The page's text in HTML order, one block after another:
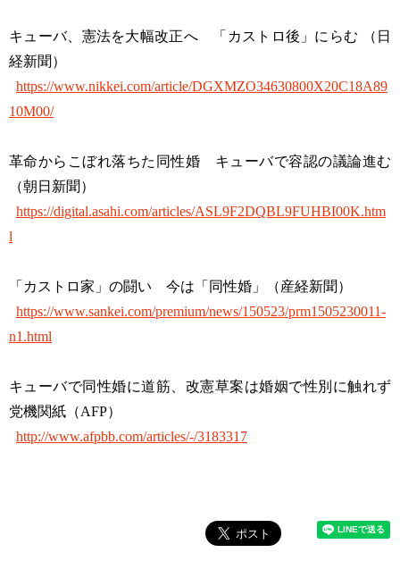
キューバ、憲法を大幅改正へ 「カストロ後」にらむ （日
経新聞）
https://www.nikkei.com/article/DGXMZO34630800X20C18A89
10M00/
革命からこぼれ落ちた同性婚 キューバで容認の議論進む
（朝日新聞）
https://digital.asahi.com/articles/ASL9F2DQBL9FUHBI00K.htm
l
「カストロ家」の闘い 今は「同性婚」（産経新聞）
https://www.sankei.com/premium/news/150523/prm1505230011-
n1.html
キューバで同性婚に道筋、改憲草案は婚姻で性別に触れず
党機関紙（AFP）
http://www.afpbb.com/articles/-/3183317